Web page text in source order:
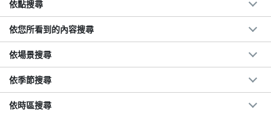
依點搜尋
依您所看到的內容搜尋
依場景搜尋
依季節搜尋
依時區搜尋